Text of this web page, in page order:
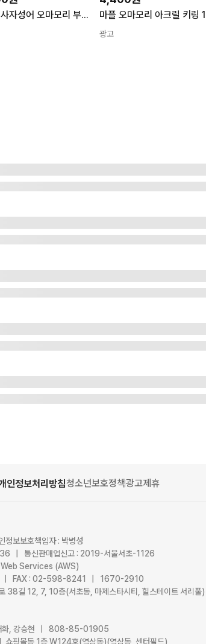
농담곰 사자성어 오마모리 부적 / 나가노 마켓 사자숙어
광고
인정보처리방침청소년보호정책광고제휴
보보호책임자 : 박병성
| 통신판매업신고 : 2019-서울서초-1126
Web Services (AWS)
| FAX : 02-598-8241 | 1670-2910
38길 12, 7, 10층(서초동, 마제스타시티, 힐스테이트 서리풀)
화, 강승현 | 808-85-01905
쇼핑몰동 1층 W124호(역삼동)(역삼동, 센터필드)